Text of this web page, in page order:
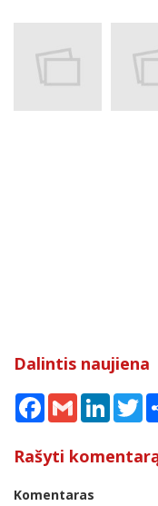
Dalintis naujiena
FacebookGmail LinkedIn
Rašyti
Komentaras